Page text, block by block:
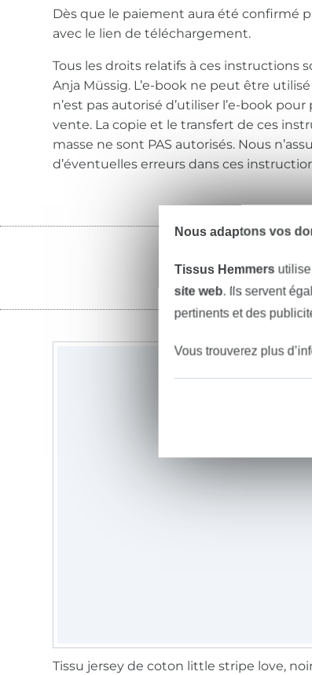
Dès que le paiement aura été confirmé
avec le lien de téléchargement.
Tous les droits relatifs à ces instructions
Anja Müssig. L’e-book ne peut être
n’est pas autorisé d’utiliser l’e-book
vente. La copie et le transfert de ces
masse ne sont PAS autorisés. Nous
d’éventuelles erreurs dans ces
Nous adaptons vos
Tissus Hemmers
site web. Ils servent
pertinents et des
Vous trouverez plus